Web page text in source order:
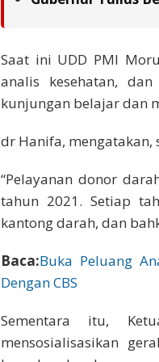
Saat ini UDD PMI
analis kesehatan,
kunjungan belajar dan
dr Hanifa, mengatakan,
“Pelayanan donor
tahun 2021. Setiap
kantong darah, dan
Baca:Buka Peluang
Dengan CBS
Sementara itu,
mensosialisasikan